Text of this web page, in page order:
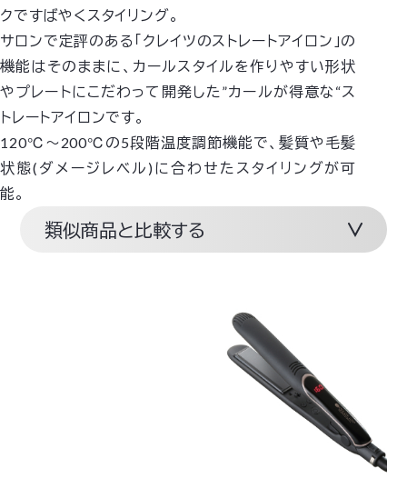
クですばやくスタイリング。
サロンで定評のある「クレイツのストレートアイロン」の
機能はそのままに、カールスタイルを作りやすい形状
やプレートにこだわって開発した”カールが得意な“ス
トレートアイロンです。
120℃～200℃の5段階温度調節機能で、髪質や毛髪
状態(ダメージレベル)に合わせたスタイリングが可
能。
類似商品と比較する